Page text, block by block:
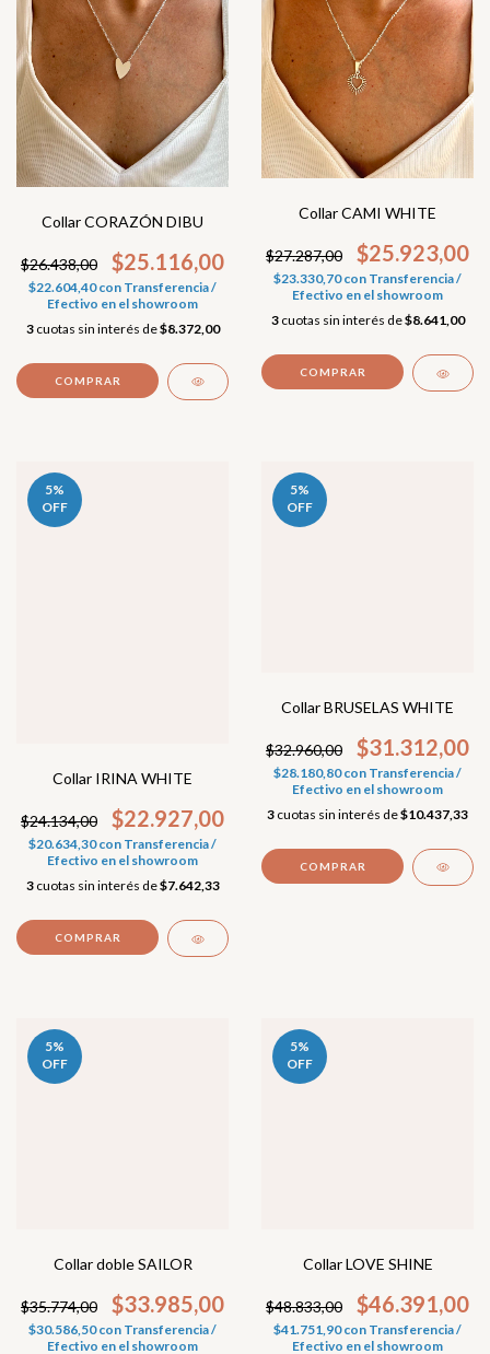
Collar CORAZÓN DIBU
$26.438,00 $25.116,00
$22.604,40con Transferencia /
Efectivo en el showroom
3 cuotas sin interés de$8.372,00
Collar CAMI WHITE
$27.287,00 $25.923,00
$23.330,70con Transferencia /
Efectivo en el showroom
3 cuotas sin interés de$8.641,00
5%
OFF
Collar IRINA WHITE
$24.134,00 $22.927,00
$20.634,30con Transferencia /
Efectivo en el showroom
3 cuotas sin interés de$7.642,33
5%
OFF
Collar BRUSELAS WHITE
$32.960,00 $31.312,00
$28.180,80con Transferencia /
Efectivo en el showroom
3 cuotas sin interés de$10.437,33
5%
OFF
Collar doble SAILOR
$35.774,00 $33.985,00
$30.586,50con Transferencia /
Efectivo en el showroom
5%
OFF
Collar LOVE SHINE
$48.833,00 $46.391,00
$41.751,90con Transferencia /
Efectivo en el showroom